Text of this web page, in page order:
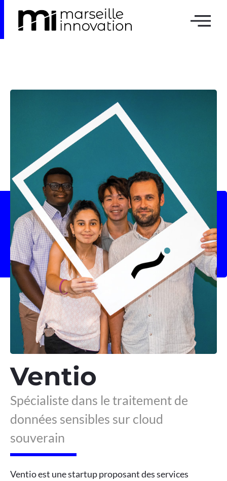
Ventio
Spécialiste dans le traitement de
données sensibles sur cloud
souverain
Ventio est une startup proposant des services